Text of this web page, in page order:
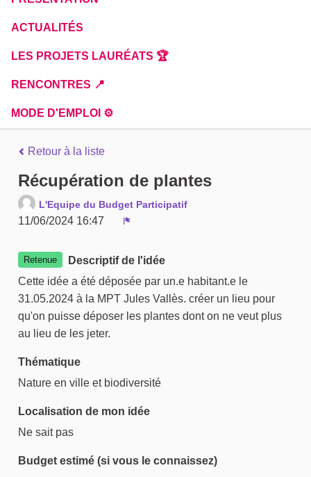
ACTUALITÉS
LES PROJETS LAURÉATS 🏆
RENCONTRES 📍
MODE D'EMPLOI ⚙️
Retour à la liste
Récupération de plantes
L'Equipe du Budget Participatif
11/06/2024 16:47
Retenue
Descriptif de l'idée
Cette idée a été déposée par un.e habitant.e le
31.05.2024 à la MPT Jules Vallès. créer un lieu pour
qu'on puisse déposer les plantes dont on ne veut plus
au lieu de les jeter.
Thématique
Nature en ville et biodiversité
Localisation de mon idée
Ne sait pas
Budget estimé (si vous le connaissez)